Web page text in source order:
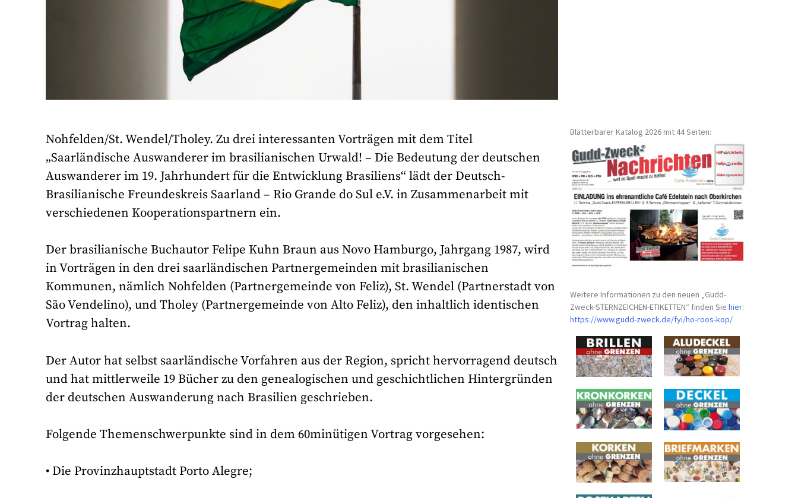
Nohfelden/St. Wendel/Tholey. Zu drei interessanten Vorträgen mit dem Titel
„Saarländische Auswanderer im brasilianischen Urwald! – Die Bedeutung der deutschen
Auswanderer im 19. Jahrhundert für die Entwicklung Brasiliens“ lädt der Deutsch-
Brasilianische Freundeskreis Saarland – Rio Grande do Sul e.V. in Zusammenarbeit mit
verschiedenen Kooperationspartnern ein.
Der brasilianische Buchautor Felipe Kuhn Braun aus Novo Hamburgo, Jahrgang 1987, wird
in Vorträgen in den drei saarländischen Partnergemeinden mit brasilianischen
Kommunen, nämlich Nohfelden (Partnergemeinde von Feliz), St. Wendel (Partnerstadt von
São Vendelino), und Tholey (Partnergemeinde von Alto Feliz), den inhaltlich identischen
Vortrag halten.
Der Autor hat selbst saarländische Vorfahren aus der Region, spricht hervorragend deutsch
und hat mittlerweile 19 Bücher zu den genealogischen und geschichtlichen Hintergründen
der deutschen Auswanderung nach Brasilien geschrieben.
Folgende Themenschwerpunkte sind in dem 60minütigen Vortrag vorgesehen:
• Die Provinzhauptstadt Porto Alegre;
Blätterbarer Katalog 2026 mit 44 Seiten:
Weitere Informationen zu den neuen „Gudd-
Zweck-STERNZEICHEN-ETIKETTEN“ finden Siehier:
https://www.gudd-zweck.de/fyi/ho-roos-kop/